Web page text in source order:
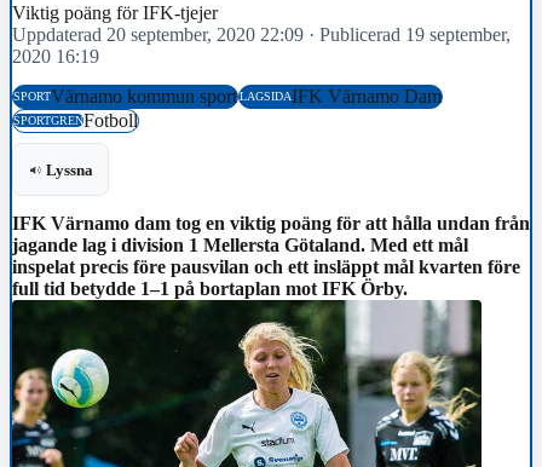
Viktig poäng för IFK-tjejer
Uppdaterad 20 september, 2020 22:09 · Publicerad 19 september,
2020 16:19
SPORTVärnamo kommun sportLAGSIDAIFK Värnamo Dam
SPORTGRENFotboll
Lyssna
IFK Värnamo dam tog en viktig poäng för att hålla undan från
jagande lag i division 1 Mellersta Götaland. Med ett mål
inspelat precis före pausvilan och ett insläppt mål kvarten före
full tid betydde 1–1 på bortaplan mot IFK Örby.